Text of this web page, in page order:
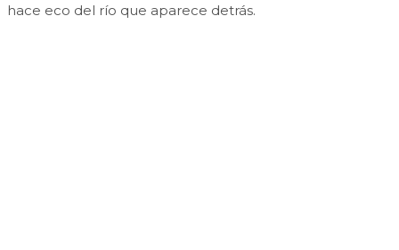
hace eco del río que aparece detrás.